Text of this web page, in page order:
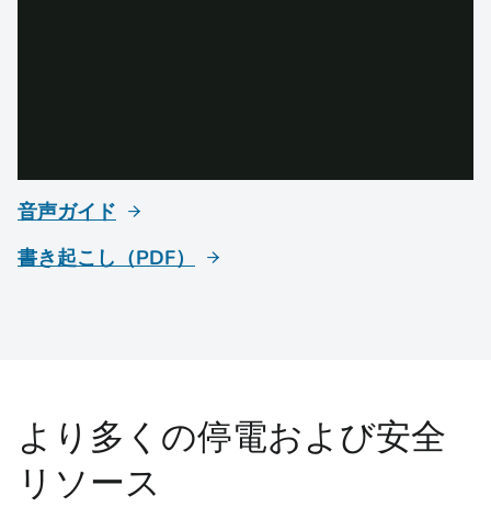
音声ガイド
書き起こし（PDF）
より多くの停電および安全
リソース